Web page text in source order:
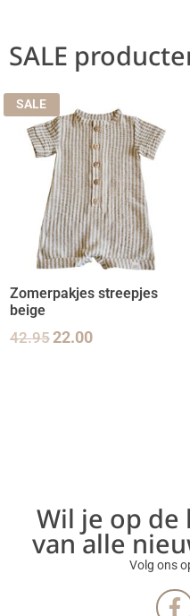
SALE
SALE
Zomerpakjes streepjes
beige
42.9522.00
Wil je op
van alle
Volg ons